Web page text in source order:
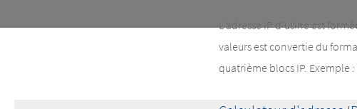
L'adresse IP d'usine est
valeurs est convertie du
quatrième blocs IP. Exemple